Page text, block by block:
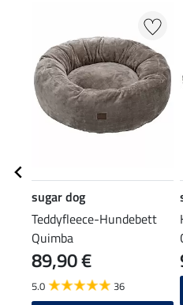
sugar dog
Teddyfleece-Hundebett
Quimba
89,90 €
5.0 36